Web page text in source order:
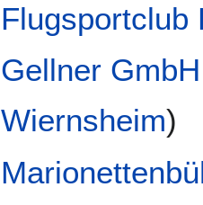
Flugsportclub
Gellner
Wiernsheim)